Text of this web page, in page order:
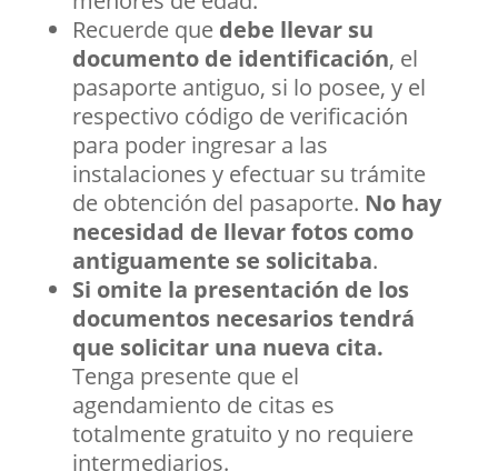
Recuerde que debe llevar su
documento de identificación, el
pasaporte antiguo, si lo posee, y el
respectivo código de verificación
para poder ingresar a las
instalaciones y efectuar su trámite
de obtención del pasaporte. No hay
necesidad de llevar fotos como
antiguamente se solicitaba.
Si omite la presentación de los
documentos necesarios tendrá
que solicitar una nueva cita.
Tenga presente que el
agendamiento de citas es
totalmente gratuito y no requiere
intermediarios.